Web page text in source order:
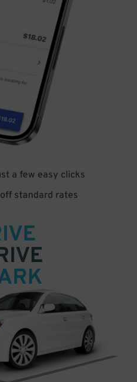
a few easy clicks
standard rates